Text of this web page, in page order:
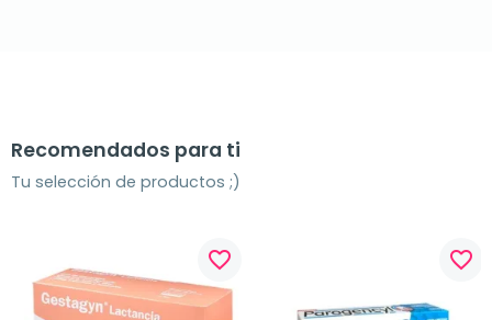
Recomendados para ti
Tu selección de productos ;)
favorite_border favorite_border